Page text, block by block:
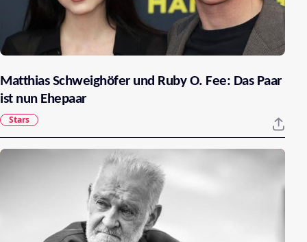
Matthias Schweighöfer und Ruby O. Fee: Das Paar
ist nun Ehepaar
Stars